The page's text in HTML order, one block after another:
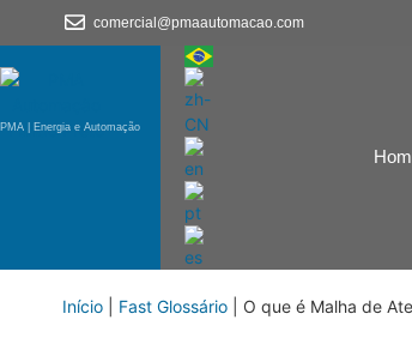
comercial@pmaautomacao.com
PMA | Energia e Automação
Início Fast Glossário O que é Malha de